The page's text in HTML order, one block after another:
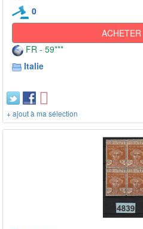
0
ACHETER
FR - 59***
Italie
+ ajout à ma sélection